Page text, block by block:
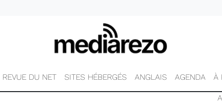
REVUE DU NET SITES HÉBERGÉS ANGLAIS AGENDA À